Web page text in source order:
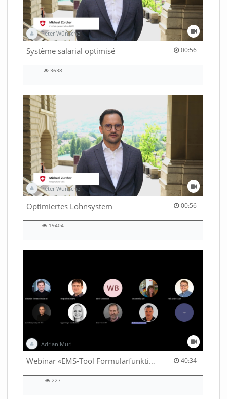
Peter Wünsche
Système salarial optimisé 00:56
00:56 duration
3638
Peter Wünsche
Optimiertes Lohnsystem 00:56
00:56 duration
19404
Adrian Muri
Webinar «EMS-Tool Formularfunktion» 40:34
40:34 duration
227